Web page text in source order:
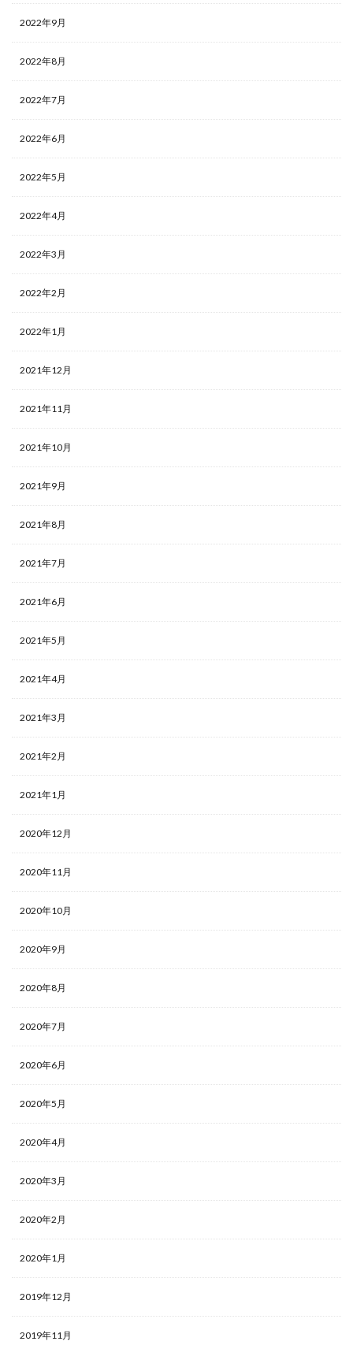
2022年9月
2022年8月
2022年7月
2022年6月
2022年5月
2022年4月
2022年3月
2022年2月
2022年1月
2021年12月
2021年11月
2021年10月
2021年9月
2021年8月
2021年7月
2021年6月
2021年5月
2021年4月
2021年3月
2021年2月
2021年1月
2020年12月
2020年11月
2020年10月
2020年9月
2020年8月
2020年7月
2020年6月
2020年5月
2020年4月
2020年3月
2020年2月
2020年1月
2019年12月
2019年11月